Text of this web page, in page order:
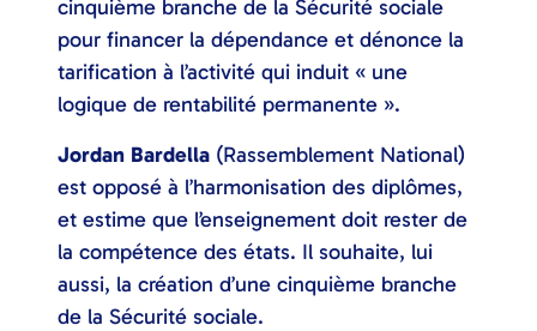
cinquième branche de la Sécurité sociale
pour financer la dépendance et dénonce la
tarification à l’activité qui induit « une
logique de rentabilité permanente ».
Jordan Bardella (Rassemblement National)
est opposé à l’harmonisation des diplômes,
et estime que l’enseignement doit rester de
la compétence des états. Il souhaite, lui
aussi, la création d’une cinquième branche
de la Sécurité sociale.